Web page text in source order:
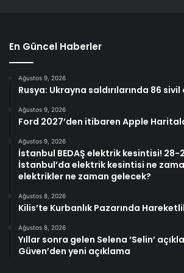
En Güncel Haberler
Ağustos 9, 2026
Rusya: Ukrayna saldırılarında 86 sivil
Ağustos 9, 2026
Ford 2027’den itibaren Apple
Ağustos 9, 2026
İstanbul BEDAŞ elektrik kesintisi! 28-
İstanbul’da elektrik kesintisi ne
elektrikler ne zaman gelecek?
Ağustos 8, 2026
Kilis’te Kurbanlık Pazarında
Ağustos 8, 2026
Yıllar sonra gelen Selena ‘Selin’
Güven’den yeni açıklama